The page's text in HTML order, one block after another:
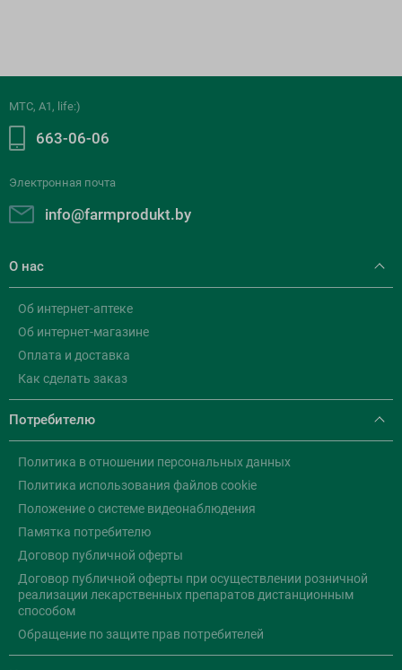
МТС, A1, life:)
663-06-06
Электронная почта
info@farmprodukt.by
О нас
Об интернет-аптеке
Об интернет-магазине
Оплата и доставка
Как сделать заказ
Потребителю
Политика в отношении персональных данных
Политика использования файлов cookie
Положение о системе видеонаблюдения
Памятка потребителю
Договор публичной оферты
Договор публичной оферты при осуществлении розничной
реализации лекарственных препаратов дистанционным
способом
Обращение по защите прав потребителей